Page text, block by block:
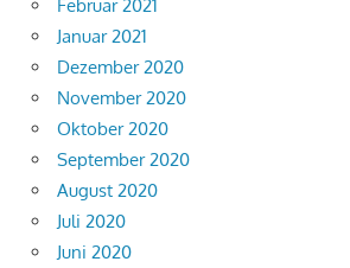
Februar 2021
Januar 2021
Dezember 2020
November 2020
Oktober 2020
September 2020
August 2020
Juli 2020
Juni 2020